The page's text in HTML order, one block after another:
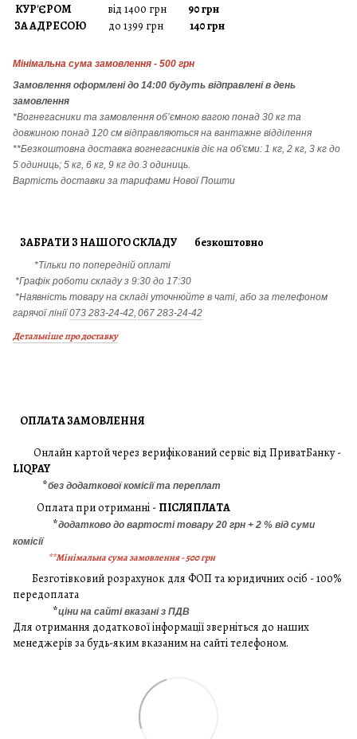
КУР'ЄРОМ від 1400 грн 90 грн
ЗА АДРЕСОЮ до 1399 грн 140 грн
Мінімальна сума замовлення - 500 грн
Замовлення оформлені до 14:00 будуть відправлені в день
замовлення
*Вогнегасники та замовлення об’ємною вагою понад 30 кг та
довжиною понад 120 см відправляються на вантажне відділення
**Безкоштовна доставка вогнегасників діє на об'єми: 1 кг, 2 кг, 3 кг до
5 одиниць; 5 кг, 6 кг, 9 кг до 3 одиниць.
Вартість доставки за тарифами Нової Пошти
ЗАБРАТИ З НАШОГО СКЛАДУ безкоштовно
*Тільки по попередній оплаті
*Графік роботи складу з 9:30 до 17:30
*Наявність товару на складі уточнюйте в чаті, або за телефоном
гарячої лінії073 283-24-42, 067 283-24-42
Детальніше про доставку
ОПЛАТА ЗАМОВЛЕННЯ
Онлайн картой через верифікований сервіс від ПриватБанку -
LIQPAY
*без додаткової комісії та переплат
Оплата при отриманні - ПІСЛЯПЛАТА
*додатково до вартості товару 20 грн + 2 % від суми
комісії
**Мінімальна сума замовлення - 500 грн
Безготівковий розрахунок для ФОП та юридичних осіб - 100%
передоплата
*ціни на сайті вказані з ПДВ
Для отримання додаткової інформації зверніться до наших
менеджерів за будь-яким вказаним на сайті телефоном.